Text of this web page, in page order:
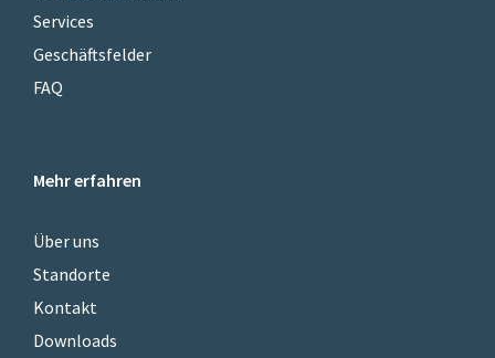
Services
Geschäftsfelder
FAQ
Mehr erfahren
Über uns
Standorte
Kontakt
Downloads